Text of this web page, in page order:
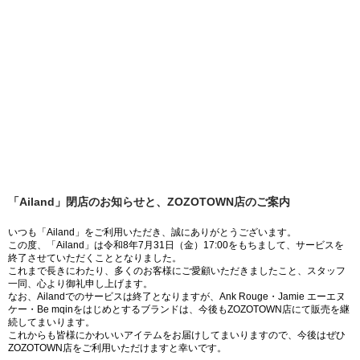
「Ailand」閉店のお知らせと、ZOZOTOWN店のご案内
いつも「Ailand」をご利用いただき、誠にありがとうございます。
この度、「Ailand」は令和8年7月31日（金）17:00をもちまして、サービスを
終了させていただくこととなりました。
これまで長きにわたり、多くのお客様にご愛顧いただきましたこと、スタッフ
一同、心より御礼申し上げます。
なお、Ailandでのサービスは終了となりますが、Ank Rouge・Jamie エーエヌ
ケー・Be mqinをはじめとするブランドは、今後もZOZOTOWN店にて販売を継
続してまいります。
これからも皆様にかわいいアイテムをお届けしてまいりますので、今後はぜひ
ZOZOTOWN店をご利用いただけますと幸いです。